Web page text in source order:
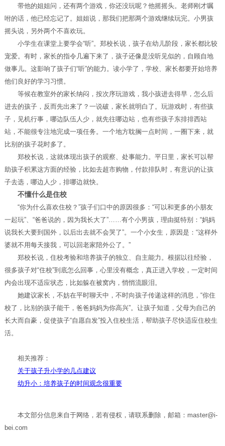
带他的姐姐问，还有两个游戏，你还没玩呢？他摇摇头。老师刚才嘱
咐的话，他已经忘记了。姐姐说，那我们把那两个游戏继续玩完。小男孩
摇头说，另外两个不喜欢玩。
小学生在课堂上要学会“听”。郑校长说，孩子在幼儿阶段，家长都比较
宠爱。有时，家长的指令几遍下来了，孩子还像是没听见似的，自顾自地
做事儿。这影响了孩子们“听”的能力。读小学了，学校、家长都要开始培养
他们良好的学习习惯。
等候在教室外的家长纳闷，按次序玩游戏，我小孩进去得早，怎么后
进去的孩子，反而先出来了？一说破，家长就明白了。玩游戏时，有些孩
子，见机行事，哪边队伍人少，就先往哪边站，也有些孩子东排排西站
站，不能很专注地完成一项任务。一个地方耽搁一点时间，一圈下来，就
比别的孩子花时多了。
郑校长说，这就体现出孩子的观察、处事能力。平日里，家长可以帮
助孩子积累这方面的经验，比如去超市购物，付款排队时，有意识的让孩
子去选，哪边人少，排哪边就快。
不懂什么是住校
“你为什么喜欢住校？”孩子们口中的原因很多：“可以和更多的小朋友
一起玩”、“爸爸说的，因为我长大了”……有个小男孩，理由挺特别：“妈妈
说我长大要到国外，以后出去就不会哭了”。一个小女生，原因是：“这样外
婆就不用每天接我，可以回老家陪外公了。”
郑校长说，住校考验和培养孩子的独立、自主能力。根据以往经验，
很多孩子对“住校”到底怎么回事，心里没有概念，真正进入学校，一定时间
内会出现不适应状态，比如躲在被窝内，悄悄流眼泪。
她建议家长，不妨在平时聊天中，不时向孩子传递这样的消息，“你住
校了，比别的孩子能干，爸爸妈妈为你高兴”。让孩子知道，父母为自己的
长大而自豪，促使孩子“自愿自发”投入住校生活，帮助孩子尽快适应住校生
活。
相关推荐：
关于孩子升小学的几点建议
幼升小：培养孩子的时间观念很重要
本文部分信息来自于网络，若有侵权，请联系删除，邮箱：master@i-
bei.com